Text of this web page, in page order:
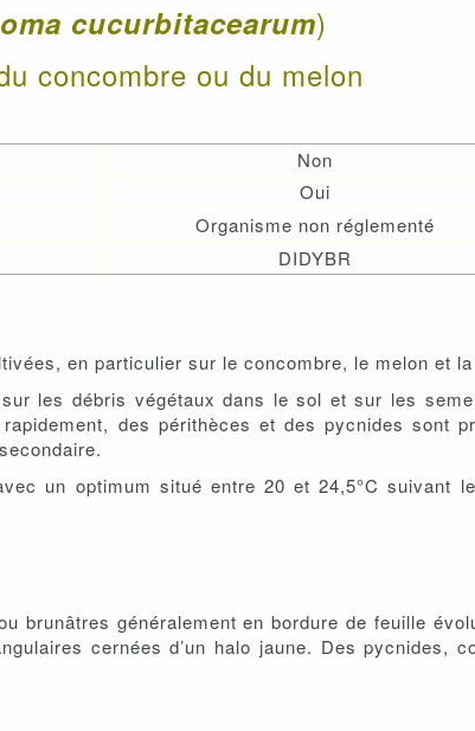
cucurbitacearum)
concombre ou du melon
Non
Oui
Organisme non réglementé
DIDYBR
en particulier sur le concombre, le melon et
les débris végétaux dans le sol et sur les
des périthèces et des pycnides sont
un optimum situé entre 20 et 24,5°C suivant
brunâtres généralement en bordure de feuille
cernées d’un halo jaune. Des pycnides,